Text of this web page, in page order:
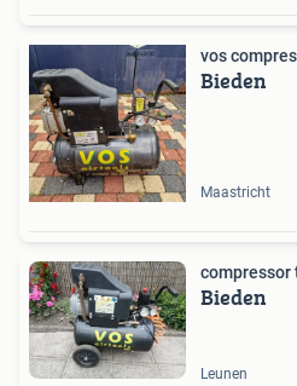
Bieden
Maastricht
Bieden
Leunen